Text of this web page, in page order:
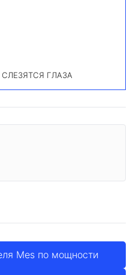
ГЛАЗА
Mes по мощности